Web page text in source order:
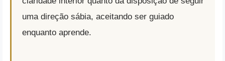
uma direção sábia, aceitando ser guiado
enquanto aprende.